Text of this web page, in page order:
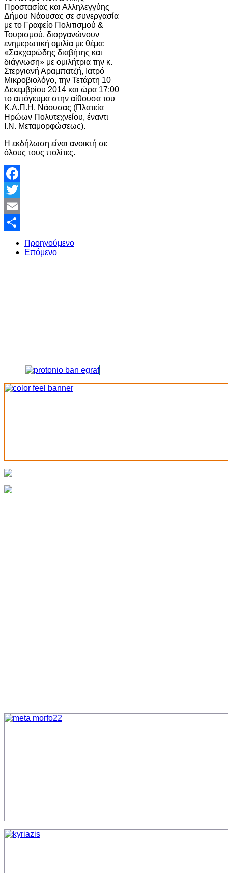
Προστασίας και Αλληλεγγύης
Δήμου Νάουσας σε συνεργασία
με το Γραφείο Πολιτισμού &
Τουρισμού, διοργανώνουν
ενημερωτική ομιλία με θέμα:
«Σακχαρώδης διαβήτης και
διάγνωση» με ομιλήτρια την κ.
Στεργιανή Αραμπατζή, Ιατρό
Μικροβιολόγο, την Τετάρτη 10
Δεκεμβρίου 2014 και ώρα 17:00
το απόγευμα στην αίθουσα του
Κ.Α.Π.Η. Νάουσας (Πλατεία
Ηρώων Πολυτεχνείου, έναντι
Ι.Ν. Μεταμορφώσεως).
Η εκδήλωση είναι ανοικτή σε
όλους τους πολίτες.
Facebook
Twitter
Email
Share
Προηγούμενο
Επόμενο